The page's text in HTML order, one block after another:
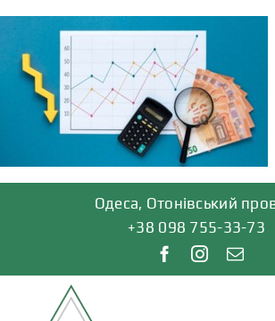
Skip
content
Одеса, Отонівський
+38 098 755-33-73